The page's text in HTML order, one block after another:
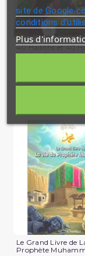
40 Hadiths et 40
Version Souple -...
Le Grand Livre de
Prophète
site de Google
conditions
Plus